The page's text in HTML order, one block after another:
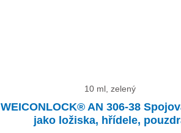
10 ml, zelený
WEICONLOCK® AN 306-38
jako ložiska, hřídele,